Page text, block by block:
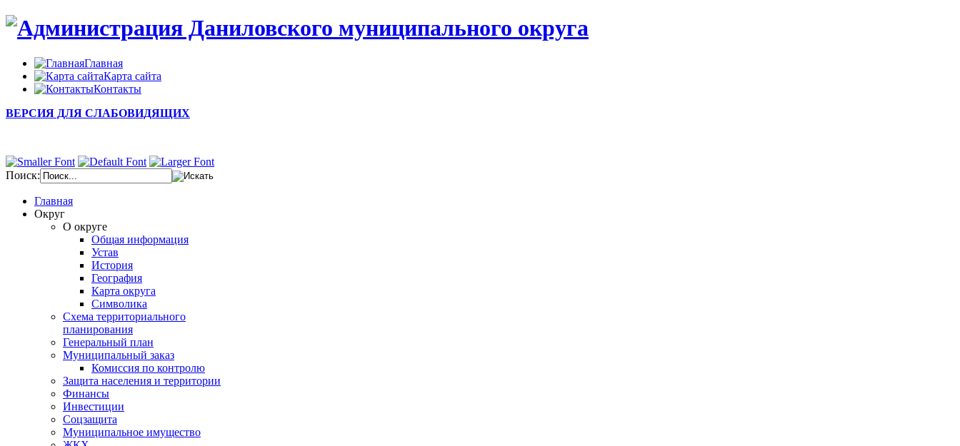
Главная
Карта сайта
Контакты
ВЕРСИЯ ДЛЯ СЛАБОВИДЯЩИХ
Поиск:
Главная
Округ
О округе
Общая информация
Устав
История
География
Карта округа
Символика
Схема территориального
планирования
Генеральный план
Муниципальный заказ
Комиссия по контролю
Защита населения и территории
Финансы
Инвестиции
Соцзащита
Муниципальное имущество